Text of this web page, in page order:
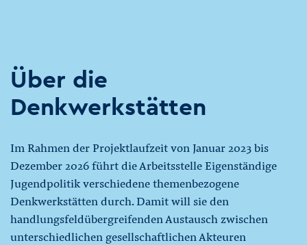
Über die
Denkwerkstätten
Im Rahmen der Projektlaufzeit von Januar 2023 bis
Dezember 2026 führt die Arbeitsstelle Eigenständige
Jugendpolitik verschiedene themenbezogene
Denkwerkstätten durch. Damit will sie den
handlungsfeldübergreifenden Austausch zwischen
unterschiedlichen gesellschaftlichen Akteuren